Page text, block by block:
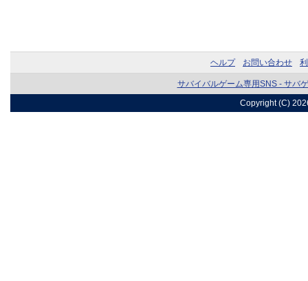
ヘルプ お問い合わせ
サバイバルゲーム専用SNS - サバ
Copyright (C)